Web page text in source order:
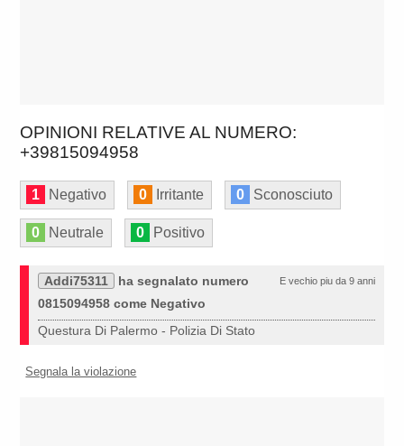
OPINIONI RELATIVE AL NUMERO:
+39815094958
1 Negativo 0 Irritante 0 Sconosciuto
0 Neutrale 0 Positivo
E vechio piu da 9 anni
Addi75311
ha segnalato numero
0815094958 come Negativo
Questura Di Palermo - Polizia Di Stato
Segnala la violazione